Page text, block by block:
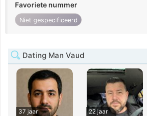
Favoriete nummer
Niet gespecificeerd
Dating Man Vaud
37 jaar
22 jaar